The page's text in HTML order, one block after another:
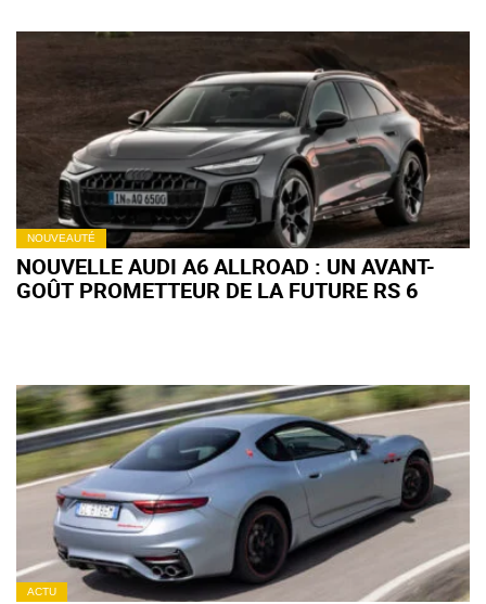
NOUVEAUTÉ
NOUVELLE AUDI A6 ALLROAD : UN AVANT-
GOÛT PROMETTEUR DE LA FUTURE RS 6
ACTU